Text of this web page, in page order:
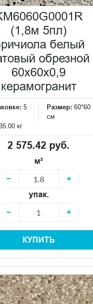
(1,8м 5пл)
белый
обрезной
60x60x0,9
керамогранит
5
Размер: 60*60
см
кг
2 575.42 руб.
м²
−
+
упак.
−
+
КУПИТЬ